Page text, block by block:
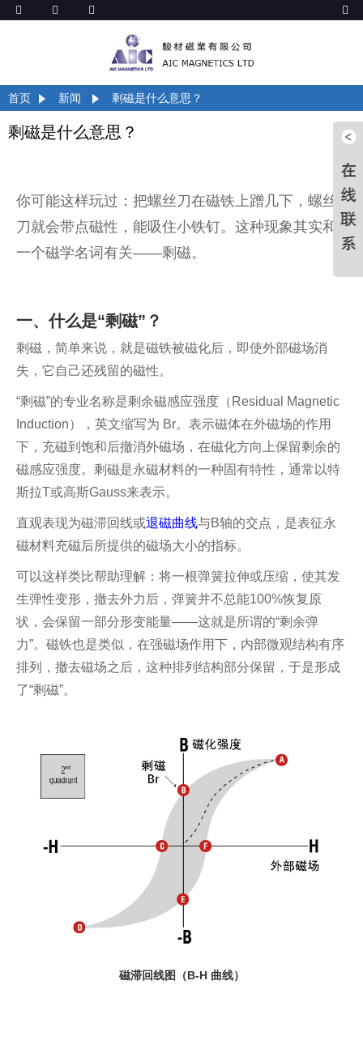
首页 新闻 剩磁是什么意思？
剩磁是什么意思？
你可能这样玩过：把螺丝刀在磁铁上蹭几下，螺丝
刀就会带点磁性，能吸住小铁钉。这种现象其实和
一个磁学名词有关——剩磁。
一、什么是“剩磁”？
剩磁，简单来说，就是磁铁被磁化后，即使外部磁场消
失，它自己还残留的磁性。
“剩磁”的专业名称是剩余磁感应强度（Residual Magnetic
Induction），英文缩写为 Br。表示磁体在外磁场的作用
下，充磁到饱和后撤消外磁场，在磁化方向上保留剩余的
磁感应强度。剩磁是永磁材料的一种固有特性，通常以特
斯拉T或高斯Gauss来表示。
直观表现为磁滞回线或退磁曲线与B轴的交点，是表征永
磁材料充磁后所提供的磁场大小的指标。
可以这样类比帮助理解：将一根弹簧拉伸或压缩，使其发
生弹性变形，撤去外力后，弹簧并不总能100%恢复原
状，会保留一部分形变能量——这就是所谓的“剩余弹
力”。磁铁也是类似，在强磁场作用下，内部微观结构有序
排列，撤去磁场之后，这种排列结构部分保留，于是形成
了“剩磁”。
磁滞回线图（B-H 曲线）